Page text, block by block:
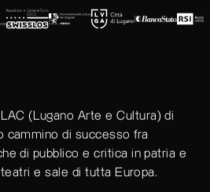
(Lugano Arte e Cultura) di
cammino di successo fra
di pubblico e critica in patria e
e sale di tutta Europa.